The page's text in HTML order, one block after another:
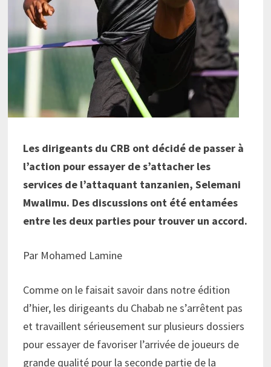
Les dirigeants du CRB ont décidé de passer à
l’action pour essayer de s’attacher les
services de l’attaquant tanzanien, Selemani
Mwalimu. Des discussions ont été entamées
entre les deux parties pour trouver un accord.
Par Mohamed Lamine
Comme on le faisait savoir dans notre édition
d’hier, les dirigeants du Chabab ne s’arrêtent pas
et travaillent sérieusement sur plusieurs dossiers
pour essayer de favoriser l’arrivée de joueurs de
grande qualité pour la seconde partie de la